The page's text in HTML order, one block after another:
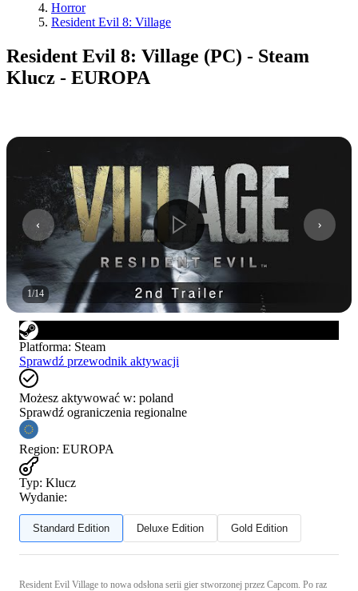
Horror
Resident Evil 8: Village
Resident Evil 8: Village (PC) - Steam
Klucz - EUROPA
1/14
Platforma: Steam
Sprawdź przewodnik aktywacji
Możesz aktywować w: poland
Sprawdź ograniczenia regionalne
Region: EUROPA
Typ: Klucz
Wydanie:
Standard Edition Deluxe Edition Gold Edition
Resident Evil Village to nowa odsłona serii gier stworzonej przez Capcom. Po raz